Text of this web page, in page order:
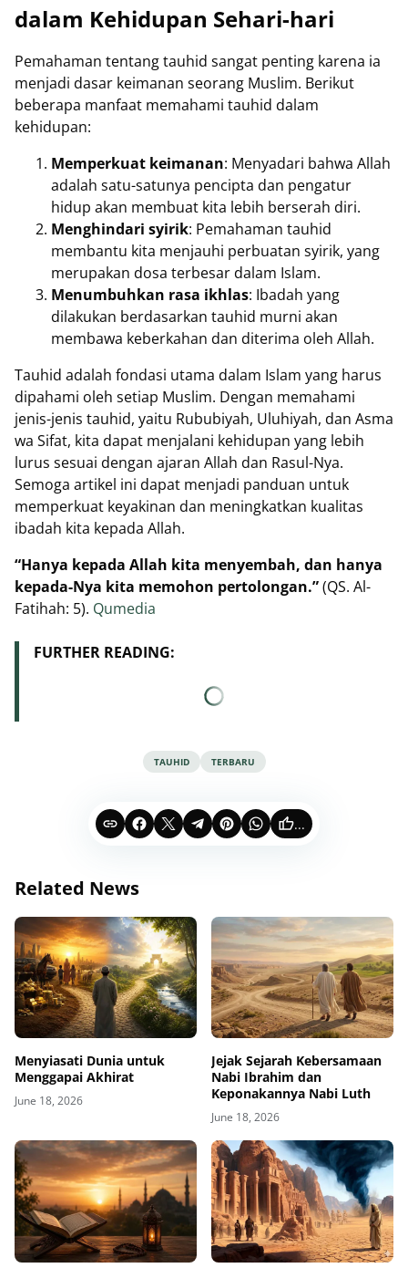
dalam Kehidupan Sehari-hari
Pemahaman tentang tauhid sangat penting karena ia
menjadi dasar keimanan seorang Muslim. Berikut
beberapa manfaat memahami tauhid dalam
kehidupan:
Memperkuat keimanan: Menyadari bahwa Allah
adalah satu-satunya pencipta dan pengatur
hidup akan membuat kita lebih berserah diri.
Menghindari syirik: Pemahaman tauhid
membantu kita menjauhi perbuatan syirik, yang
merupakan dosa terbesar dalam Islam.
Menumbuhkan rasa ikhlas: Ibadah yang
dilakukan berdasarkan tauhid murni akan
membawa keberkahan dan diterima oleh Allah.
Tauhid adalah fondasi utama dalam Islam yang harus
dipahami oleh setiap Muslim. Dengan memahami
jenis-jenis tauhid, yaitu Rububiyah, Uluhiyah, dan Asma
wa Sifat, kita dapat menjalani kehidupan yang lebih
lurus sesuai dengan ajaran Allah dan Rasul-Nya.
Semoga artikel ini dapat menjadi panduan untuk
memperkuat keyakinan dan meningkatkan kualitas
ibadah kita kepada Allah.
“Hanya kepada Allah kita menyembah, dan hanya
kepada-Nya kita memohon pertolongan.”(QS. Al-
Fatihah: 5). Qumedia
FURTHER READING:
TAUHID TERBARU
...
Related News
Menyiasati Dunia untuk
Menggapai Akhirat
June 18, 2026
Jejak Sejarah Kebersamaan
Nabi Ibrahim dan
Keponakannya Nabi Luth
June 18, 2026